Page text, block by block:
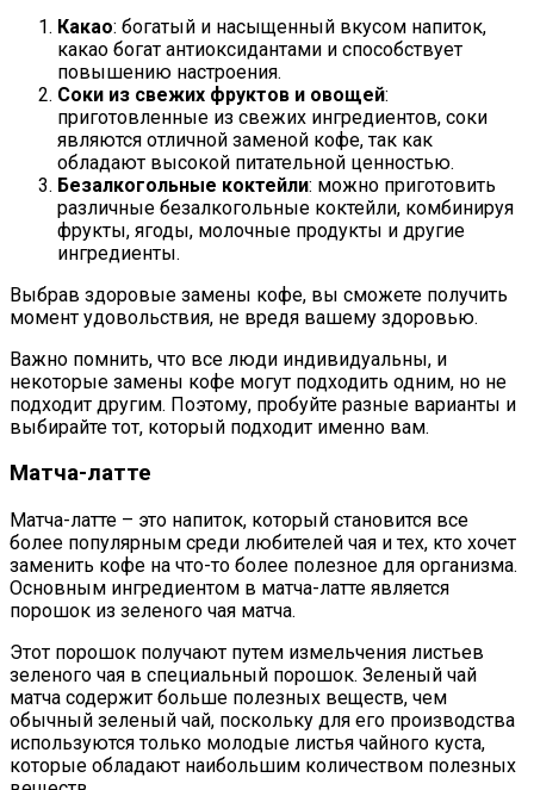
Какао: богатый и насыщенный вкусом напиток,
какао богат антиоксидантами и способствует
повышению настроения.
Соки из свежих фруктов и овощей:
приготовленные из свежих ингредиентов, соки
являются отличной заменой кофе, так как
обладают высокой питательной ценностью.
Безалкогольные коктейли: можно приготовить
различные безалкогольные коктейли, комбинируя
фрукты, ягоды, молочные продукты и другие
ингредиенты.
Выбрав здоровые замены кофе, вы сможете получить
момент удовольствия, не вредя вашему здоровью.
Важно помнить, что все люди индивидуальны, и
некоторые замены кофе могут подходить одним, но не
подходит другим. Поэтому, пробуйте разные варианты и
выбирайте тот, который подходит именно вам.
Матча-латте
Матча-латте – это напиток, который становится все
более популярным среди любителей чая и тех, кто хочет
заменить кофе на что-то более полезное для организма.
Основным ингредиентом в матча-латте является
порошок из зеленого чая матча.
Этот порошок получают путем измельчения листьев
зеленого чая в специальный порошок. Зеленый чай
матча содержит больше полезных веществ, чем
обычный зеленый чай, поскольку для его производства
используются только молодые листья чайного куста,
которые обладают наибольшим количеством полезных